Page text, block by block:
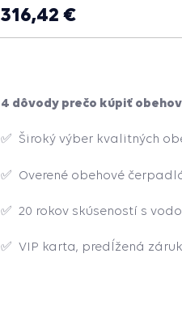
316,42 €
4 dôvody prečo kúpiť
✅ Široký výber kvalitných
✅ Overené obehové
✅ 20 rokov skúseností s
✅ VIP karta, predĺžená